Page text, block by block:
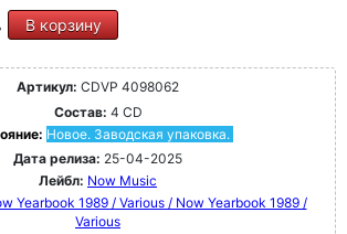
В корзину
Артикул: CDVP 4098062
Состав: 4 CD
Новое. Заводская упаковка.
Дата релиза: 25-04-2025
Лейбл: Now Music
Yearbook 1989 / Various / Now Yearbook 1989 /
Various